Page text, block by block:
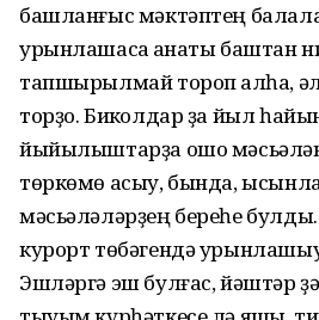
башланғыс мәктәптең
урынлашасаҡ ҡанаты баштан
тапшырылмай тороп ҡалһа,
торҙо. Бикҡолдар ҙа йыл
йыйылыштарҙа ошо
төркөмө асыу, бында,
мәсьәләләрҙең береһе
курорт төбәгендә
Эшләргә эш булғас, йәштәр